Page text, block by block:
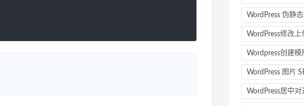
WordPress 伪静态
WordPress修改上
Wordpress创建模
WordPress 图片
WordPress居中对